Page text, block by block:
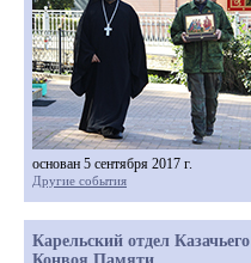
основан 5 сентября 2017 г.
Другие события
Карельский отдел Казачьего